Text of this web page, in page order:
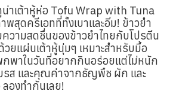
าเต้าหู้ห่อ Tofu Wrap with Tuna
พสุดครีเอทที่ทั้งเบาและอิ่ม! ข้าวยำ
วามสดชื่นของข้าวยำไทยกับโปรตีน
ยแผ่นเต้าหู้นุ่มๆ เหมาะสำหรับมื้อ
พาในวันที่อยากกินอร่อยแต่ไม่หนัก
รส และคุณค่าจากธัญพืช ผัก และ
องทำกันเลย!